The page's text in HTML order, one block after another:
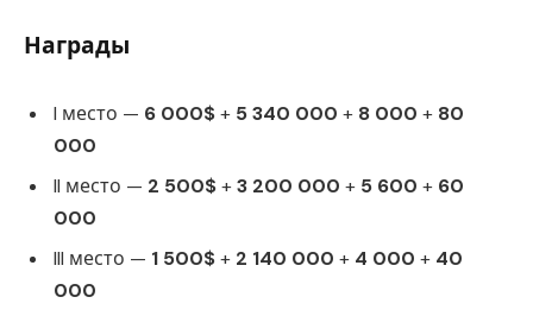
Награды
I место — 6 000$+ 5 340 000 + 8 000 + 80
000
II место — 2 500$+3 200 000 + 5 600 + 60
000
III место — 1 500$+ 2 140 000 + 4 000 + 40
000